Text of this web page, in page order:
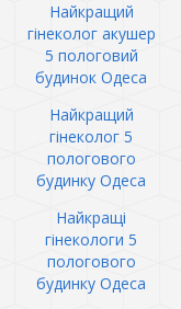
Найкращий
гінеколог акушер
5 пологовий
будинок Одеса
Найкращий
гінеколог 5
пологового
будинку Одеса
Найкращі
гінекологи 5
пологового
будинку Одеса